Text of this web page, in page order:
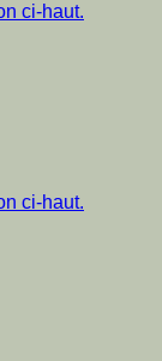
ci-haut.
ci-haut.